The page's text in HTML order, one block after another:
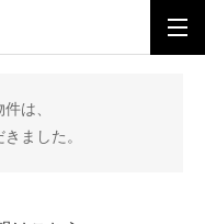
は、
ました。